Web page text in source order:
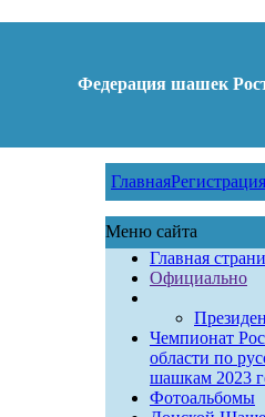
Федерация шашек
ГлавнаяРегистрация
Меню сайта
Главная
Официально
Чемпионат
области по
шашкам 2023
Фотоальбомы